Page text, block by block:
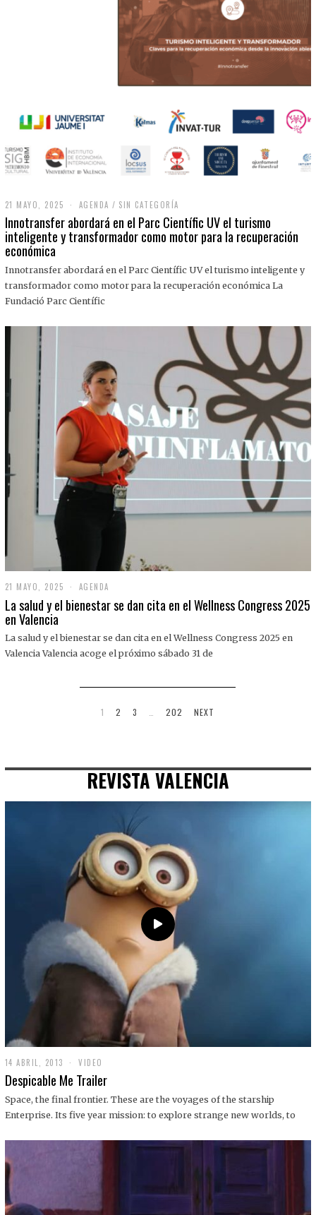
21 MAYO, 2025
M
A
Y
,
0
2
AGENDA / SIN CATEGORÍA
Innotransfer abordará en el Parc Científic UV el turismo
inteligente y transformador como motor para la recuperación
económica
Innotransfer abordará en el Parc Científic UV el turismo inteligente y
transformador como motor para la recuperación económica La
Fundació Parc Científic
21 MAYO, 2025
1
M
O
,
AGENDA
La salud y el bienestar se dan cita en el Wellness Congress 2025
en Valencia
La salud y el bienestar se dan cita en el Wellness Congress 2025 en
Valencia Valencia acoge el próximo sábado 31 de
1 2 3 202 NEXT
REVISTA VALENCIA
14 ABRIL, 2013
9
D
C
I
1
VIDEO
Despicable Me Trailer
Space, the final frontier. These are the voyages of the starship
Enterprise. Its five year mission: to explore strange new worlds, to